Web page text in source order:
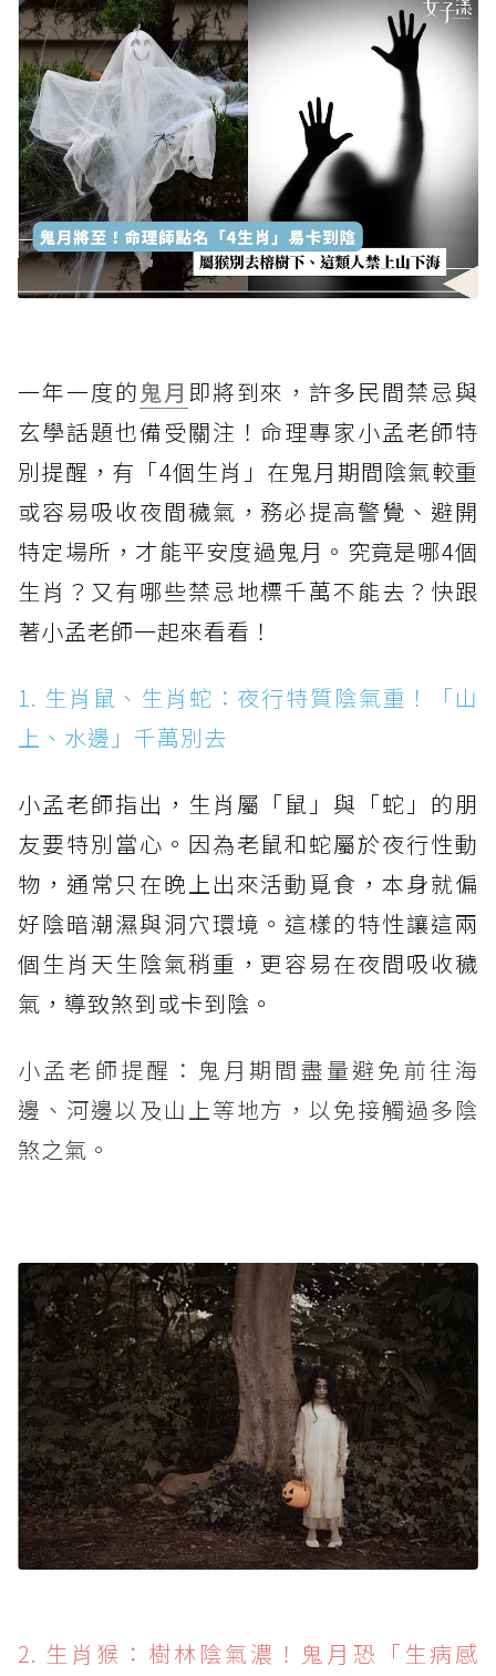
一年一度的鬼月 即將到來，許多民間禁忌與
玄學話題也備受關注！命理專家小孟老師特
別提醒，有「4個生肖」在鬼月期間陰氣較重
或容易吸收夜間穢氣，務必提高警覺、避開
特定場所，才能平安度過鬼月。究竟是哪4個
生肖？又有哪些禁忌地標千萬不能去？快跟
著小孟老師一起來看看！
1. 生肖鼠、生肖蛇：夜行特質陰氣重！「山
上、水邊」千萬別去
小孟老師指出，生肖屬「鼠」與「蛇」的朋
友要特別當心。因為老鼠和蛇屬於夜行性動
物，通常只在晚上出來活動覓食，本身就偏
好陰暗潮濕與洞穴環境。這樣的特性讓這兩
個生肖天生陰氣稍重，更容易在夜間吸收穢
氣，導致煞到或卡到陰。
小孟老師提醒：鬼月期間盡量避免前往海
邊、河邊以及山上等地方，以免接觸過多陰
煞之氣。
2. 生肖猴：樹林陰氣濃！鬼月恐「生病感